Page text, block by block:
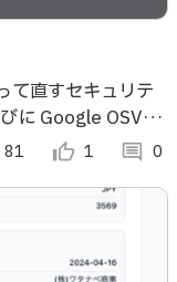
て直すセキュリテ
に Google OSV
。
81 thumb_up_alt 1 comment 0